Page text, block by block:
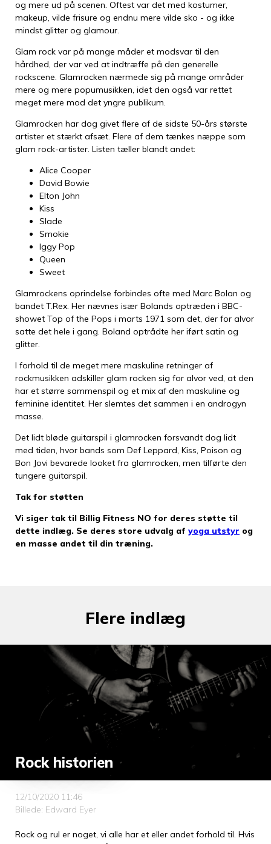
og mere ud på scenen. Oftest var det med kostumer,
makeup, vilde frisure og endnu mere vilde sko - og ikke
mindst glitter og glamour.
Glam rock var på mange måder et modsvar til den
hårdhed, der var ved at indtræffe på den generelle
rockscene. Glamrocken nærmede sig på mange områder
mere og mere popumusikken, idet den også var rettet
meget mere mod det yngre publikum.
Glamrocken har dog givet flere af de sidste 50-års største
artister et stærkt afsæt. Flere af dem tænkes næppe som
glam rock-artister. Listen tæller blandt andet:
Alice Cooper
David Bowie
Elton John
Kiss
Slade
Smokie
Iggy Pop
Queen
Sweet
Glamrockens oprindelse forbindes ofte med Marc Bolan og
bandet T.Rex. Her nævnes især Bolands optræden i BBC-
showet Top of the Pops i marts 1971 som det, der for alvor
satte det hele i gang. Boland optrådte her iført satin og
glitter.
I forhold til de meget mere maskuline retninger af
rockmusikken adskiller glam rocken sig for alvor ved, at den
har et større sammenspil og et mix af den maskuline og
feminine identitet. Her slemtes det sammen i en androgyn
masse.
Det lidt bløde guitarspil i glamrocken forsvandt dog lidt
med tiden, hvor bands som Def Leppard, Kiss, Poison og
Bon Jovi bevarede looket fra glamrocken, men tilførte den
tungere guitarspil.
Tak for støtten
Vi siger tak til Billig Fitness NO for deres støtte til
dette indlæg. Se deres store udvalg af yoga utstyr og
en masse andet til din træning.
Flere indlæg
Rock historien
12/10/2020 11:46
Billede: Edward Eyer
Rock og rul er noget, vi alle har et eller andet forhold til. Hvis